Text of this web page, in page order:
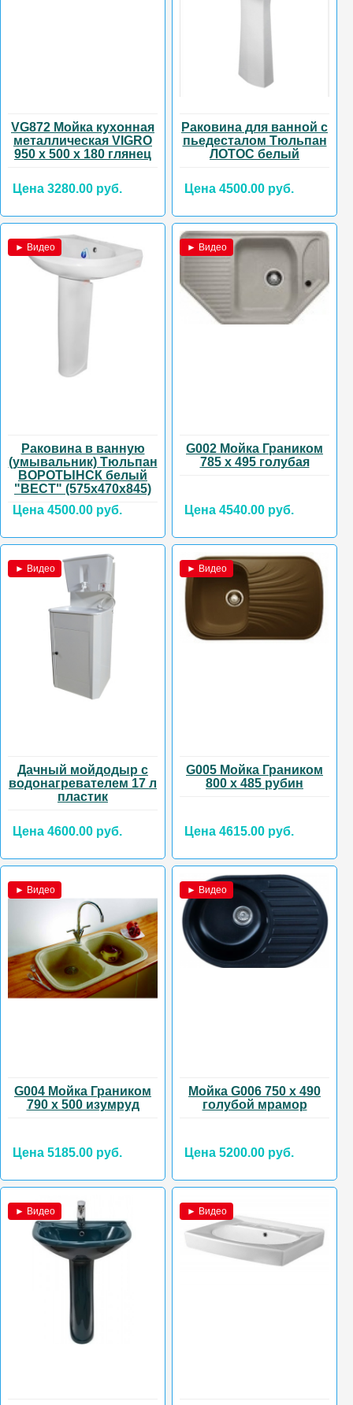
VG872 Мойка кухонная
металлическая VIGRO
950 х 500 х 180 глянец
Цена 3280.00 руб.
Раковина для ванной с
пьедесталом Тюльпан
ЛОТОС белый
Цена 4500.00 руб.
► Видео
Раковина в ванную
(умывальник) Тюльпан
ВОРОТЫНСК белый
"ВЕСТ" (575х470х845)
Цена 4500.00 руб.
► Видео
G002 Мойка Граником
785 х 495 голубая
Цена 4540.00 руб.
► Видео
Дачный мойдодыр с
водонагревателем 17 л
пластик
Цена 4600.00 руб.
► Видео
G005 Мойка Граником
800 х 485 рубин
Цена 4615.00 руб.
► Видео
G004 Мойка Граником
790 х 500 изумруд
Цена 5185.00 руб.
► Видео
Мойка G006 750 х 490
голубой мрамор
Цена 5200.00 руб.
► Видео ► Видео